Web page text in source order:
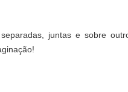
juntas e sobre